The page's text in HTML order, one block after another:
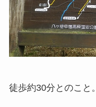
徒歩約30分とのこと。